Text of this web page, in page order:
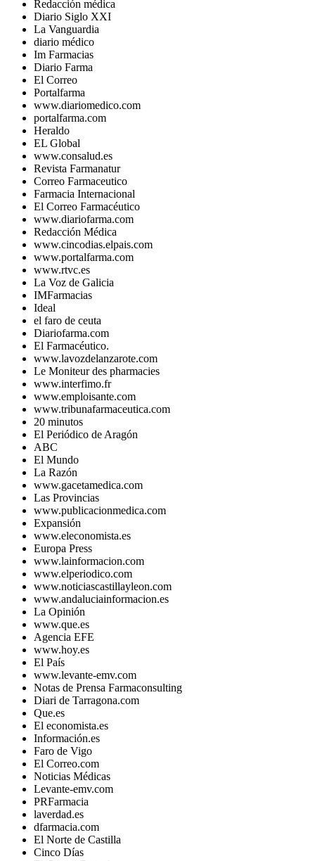
Redacción médica
Diario Siglo XXI
La Vanguardia
diario médico
Im Farmacias
Diario Farma
El Correo
Portalfarma
www.diariomedico.com
portalfarma.com
Heraldo
EL Global
www.consalud.es
Revista Farmanatur
Correo Farmaceutico
Farmacia Internacional
El Correo Farmacéutico
www.diariofarma.com
Redacción Médica
www.cincodias.elpais.com
www.portalfarma.com
www.rtvc.es
La Voz de Galicia
IMFarmacias
Ideal
el faro de ceuta
Diariofarma.com
El Farmacéutico.
www.lavozdelanzarote.com
Le Moniteur des pharmacies
www.interfimo.fr
www.emploisante.com
www.tribunafarmaceutica.com
20 minutos
El Periódico de Aragón
ABC
El Mundo
La Razón
www.gacetamedica.com
Las Provincias
www.publicacionmedica.com
Expansión
www.eleconomista.es
Europa Press
www.lainformacion.com
www.elperiodico.com
www.noticiascastillayleon.com
www.andaluciainformacion.es
La Opinión
www.que.es
Agencia EFE
www.hoy.es
El País
www.levante-emv.com
Notas de Prensa Farmaconsulting
Diari de Tarragona.com
Que.es
El economista.es
Información.es
Faro de Vigo
El Correo.com
Noticias Médicas
Levante-emv.com
PRFarmacia
laverdad.es
dfarmacia.com
El Norte de Castilla
Cinco Días